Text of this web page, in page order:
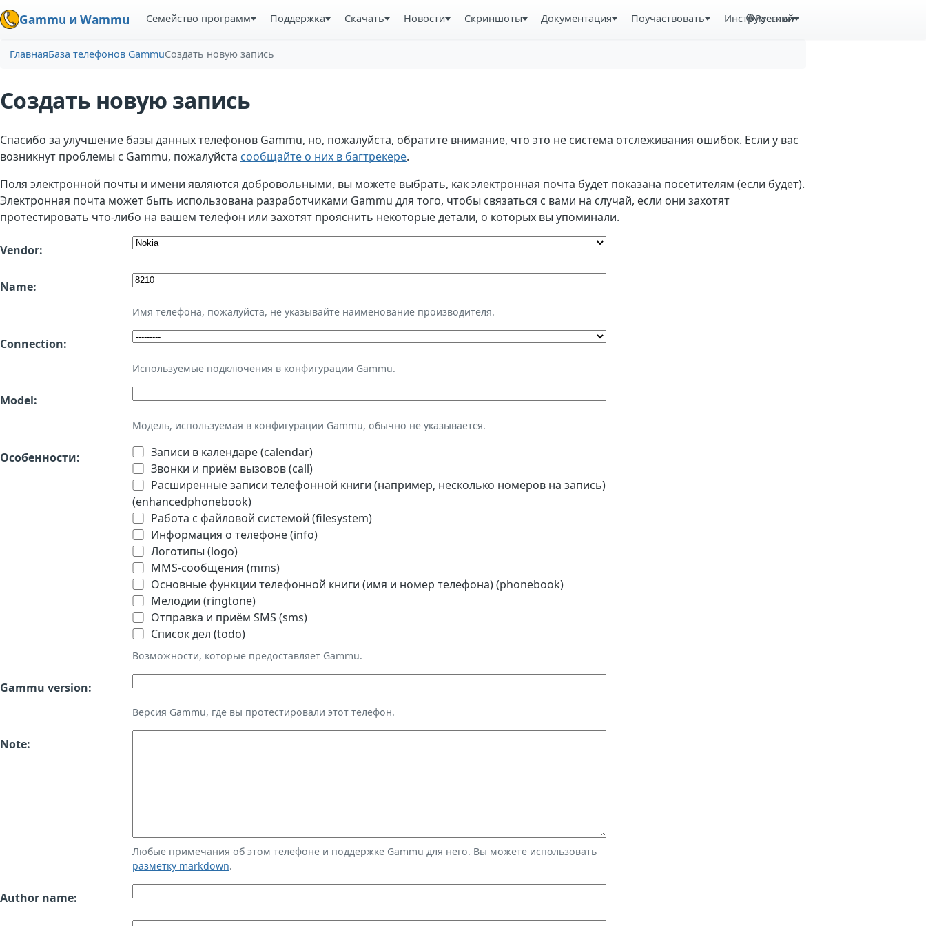
Gammu и Wammu Семейство программ Поддержка Скачать Новости Скриншоты Документация Поучаствовать Инструменты
Русский
ГлавнаяБаза телефонов GammuСоздать новую запись
Создать новую запись
Спасибо за улучшение базы данных телефонов Gammu, но, пожалуйста, обратите внимание, что это не система отслеживания ошибок. Если у вас
возникнут проблемы с Gammu, пожалуйста сообщайте о них в багтрекере.
Поля электронной почты и имени являются добровольными, вы можете выбрать, как электронная почта будет показана посетителям (если будет).
Электронная почта может быть использована разработчиками Gammu для того, чтобы связаться с вами на случай, если они захотят
протестировать что-либо на вашем телефон или захотят прояснить некоторые детали, о которых вы упоминали.
Vendor:
Name:
Имя телефона, пожалуйста, не указывайте наименование производителя.
Connection:
Используемые подключения в конфигурации Gammu.
Model:
Модель, используемая в конфигурации Gammu, обычно не указывается.
Особенности:
Записи в календаре (calendar)
Звонки и приём вызовов (call)
Расширенные записи телефонной книги (например, несколько номеров на запись)
(enhancedphonebook)
Работа с файловой системой (filesystem)
Информация о телефоне (info)
Логотипы (logo)
MMS-сообщения (mms)
Основные функции телефонной книги (имя и номер телефона) (phonebook)
Мелодии (ringtone)
Отправка и приём SMS (sms)
Список дел (todo)
Возможности, которые предоставляет Gammu.
Gammu version:
Версия Gammu, где вы протестировали этот телефон.
Note:
Любые примечания об этом телефоне и поддержке Gammu для него. Вы можете использовать
разметку markdown.
Author name: